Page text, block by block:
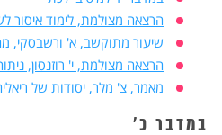
הרצאה מצולמת, לימוד איסור
שיעור מתוקשב, א' ורשבסקי,
הרצאה מצולמת, י' רוזנסון,
מאמר, צ' מלר, יסודות של
במדבר כ'